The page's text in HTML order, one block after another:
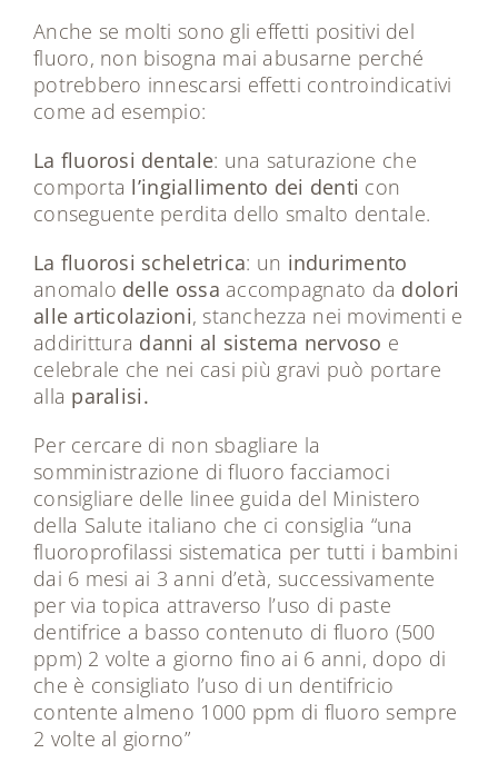
Anche se molti sono gli effetti positivi del
fluoro, non bisogna mai abusarne perché
potrebbero innescarsi effetti controindicativi
come ad esempio:
La fluorosi dentale: una saturazione che
comporta l’ingiallimento dei denti con
conseguente perdita dello smalto dentale.
La fluorosi scheletrica: un indurimento
anomalo delle ossa accompagnato da dolori
alle articolazioni, stanchezza nei movimenti e
addirittura danni al sistema nervoso e
celebrale che nei casi più gravi può portare
alla paralisi.
Per cercare di non sbagliare la
somministrazione di fluoro facciamoci
consigliare delle linee guida del Ministero
della Salute italiano che ci consiglia “una
fluoroprofilassi sistematica per tutti i bambini
dai 6 mesi ai 3 anni d’età, successivamente
per via topica attraverso l’uso di paste
dentifrice a basso contenuto di fluoro (500
ppm) 2 volte a giorno fino ai 6 anni, dopo di
che è consigliato l’uso di un dentifricio
contente almeno 1000 ppm di fluoro sempre
2 volte al giorno”